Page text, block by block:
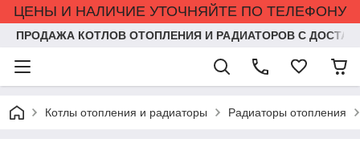
ЦЕНЫ И НАЛИЧИЕ УТОЧНЯЙТЕ ПО ТЕЛЕФОНУ
ПРОДАЖА КОТЛОВ ОТОПЛЕНИЯ И РАДИАТОРОВ С
Котлы отопления и радиаторы Радиаторы отопления